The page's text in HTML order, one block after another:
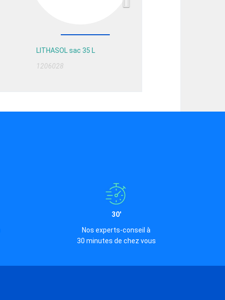
LITHASOL sac 35 L
1206028
30'
Nos experts-conseil à
30 minutes de chez vous